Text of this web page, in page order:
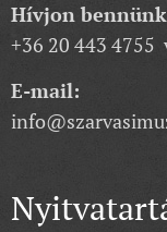
Hívjon
+36 20 443 4755
E-mail: